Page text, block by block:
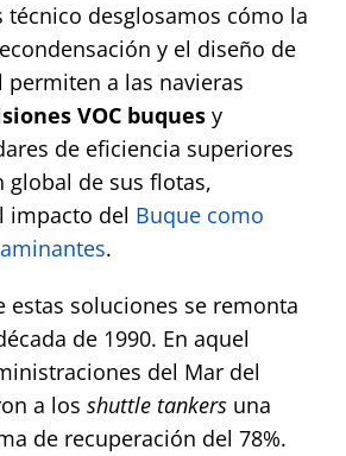
técnico desglosamos cómo la
y el diseño de
a las navieras
VOC buquesy
de eficiencia superiores
global de sus flotas,
impacto del Buquecomo
.
estas soluciones se remonta
de 1990. En aquel
del Mar del
a los shuttle tankersuna
de recuperación del 78%.